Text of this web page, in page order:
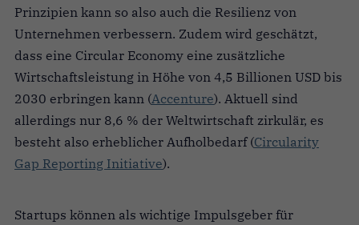
Prinzipien kann so also auch die Resilienz von
Unternehmen verbessern. Zudem wird geschätzt,
dass eine Circular Economy eine zusätzliche
Wirtschaftsleistung in Höhe von 4,5 Billionen USD bis
2030 erbringen kann (Accenture). Aktuell sind
allerdings nur 8,6 % der Weltwirtschaft zirkulär, es
besteht also erheblicher Aufholbedarf (Circularity
Gap Reporting Initiative).
Startups können als wichtige Impulsgeber für